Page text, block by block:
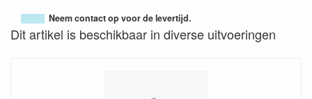
Neem contact op voor de levertijd.
Dit artikel is beschikbaar in diverse uitvoeringen